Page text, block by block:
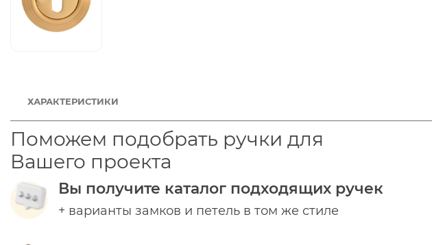
ХАРАКТЕРИСТИКИ
Поможем подобрать ручки для
Вашего проекта
Вы получите каталог подходящих ручек
+ варианты замков и петель в том же стиле